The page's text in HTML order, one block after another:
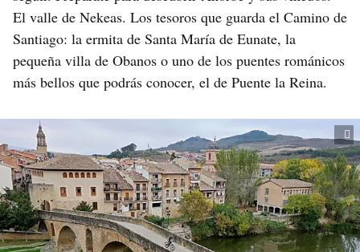
El valle de Nekeas. Los tesoros que guarda el Camino de
Santiago: la ermita de Santa María de Eunate, la
pequeña villa de Obanos o uno de los puentes románicos
más bellos que podrás conocer, el de Puente la Reina.